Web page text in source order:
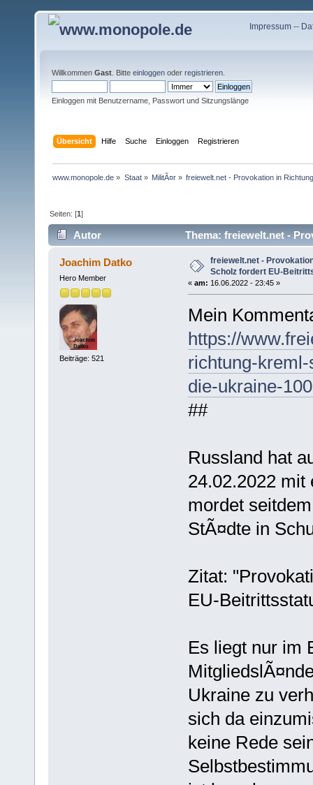
Impressum--
Willkommen Gast . Bitte einloggen oder registrieren
Einloggen mit Benutzername, Passwort und Sitzungslänge
Übersicht Hilfe Suche Einloggen Registrieren
www.monopole.de » Staat» MilitÃ¤r» freiewelt.net - Provokation in
Seiten: [1]
Autor
Thema: freiewelt.net -
(Gelesen 16202 mal)
Joachim Datko
Hero Member
Beiträge: 521
freiewelt.net -
Scholz fordert EU-
« am: 16.06.2022 - 23:45 »
Mein
https://
richtung-
die-ukraine-
##
Russland hat
24.02.2022 mit
mordet
StÃ¤dte in
Zitat:
EU-
Es liegt nur im
Ukraine zu
sich da
keine Rede